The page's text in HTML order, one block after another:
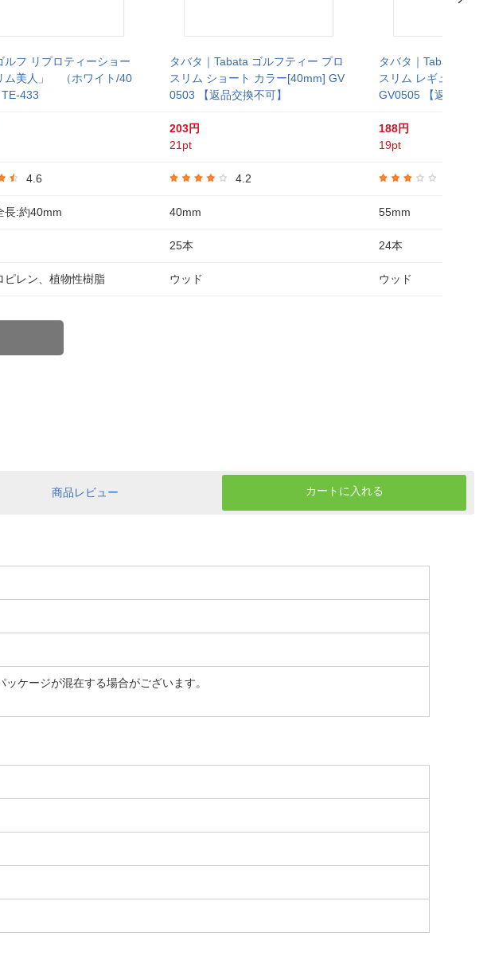
ルフ リプロティーショー
ム美人」 （ホワイト/40
433
4.6
長:約40mm
ピレン、植物性樹脂
タバタ｜Tabata ゴルフティー プロ
スリム ショート カラー[40mm] GV
0503 【返品交換不可】
203円
21pt
4.2
40mm
25本
ウッド
タバタ｜Tabata ゴ
スリム レギュラー
GV0505 【返品交換
188円
19pt
55mm
24本
ウッド
カートに入れる
商品レビュー
ケージが混在する場合がございます。